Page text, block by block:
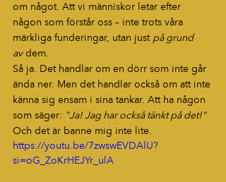
om något. Att vi människor letar efter
någon som förstår oss – inte trots våra
märkliga funderingar, utan just på grund
av dem.
Så ja. Det handlar om en dörr som inte går
ända ner. Men det handlar också om att inte
känna sig ensam i sina tankar. Att ha någon
som säger: "Ja! Jag har också tänkt på det!"
Och det är banne mig inte lite.
https://youtu.be/7zwswEVDAlU?
si=oG_ZoKrHEJYr_ulA